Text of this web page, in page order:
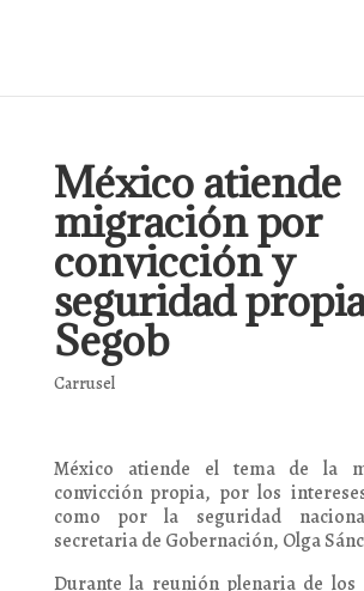
México atiende
migración por
convicción y
seguridad
Segob
Carrusel
México atiende el tema de la
convicción propia, por los
como por la seguridad
secretaria de Gobernación, Olga
Durante la reunión plenaria de los